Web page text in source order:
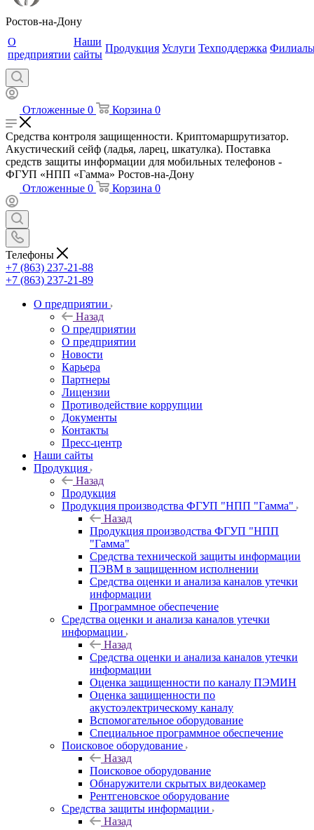
Ростов-на-Дону
О
предприятии
Наши
сайты
Продукция Услуги Техподдержка
Отложенные 0 Корзина 0
Средства контроля защищенности. Криптомаршрутизатор.
Акустический сейф (ладья, ларец, шкатулка). Поставка
средств защиты информации для мобильных телефонов -
ФГУП «НПП «Гамма» Ростов-на-Дону
Отложенные 0 Корзина 0
Телефоны
+7 (863) 237-21-88
+7 (863) 237-21-89
О предприятии
Назад
О предприятии
О предприятии
Новости
Карьера
Партнеры
Лицензии
Противодействие коррупции
Документы
Контакты
Пресс-центр
Наши сайты
Продукция
Назад
Продукция
Продукция производства ФГУП "НПП "Гамма"
Назад
Продукция производства ФГУП "НПП
"Гамма"
Средства технической защиты информации
ПЭВМ в защищенном исполнении
Средства оценки и анализа каналов утечки
информации
Программное обеспечение
Средства оценки и анализа каналов утечки
информации
Назад
Средства оценки и анализа каналов утечки
информации
Оценка защищенности по каналу ПЭМИН
Оценка защищенности по
акустоэлектрическому каналу
Вспомогательное оборудование
Специальное программное обеспечение
Поисковое оборудование
Назад
Поисковое оборудование
Обнаружители скрытых видеокамер
Рентгеновское оборудование
Средства защиты информации
Назад